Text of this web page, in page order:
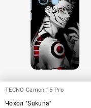
TECNO Camon 15 Pro
Чохол "Sukuna"